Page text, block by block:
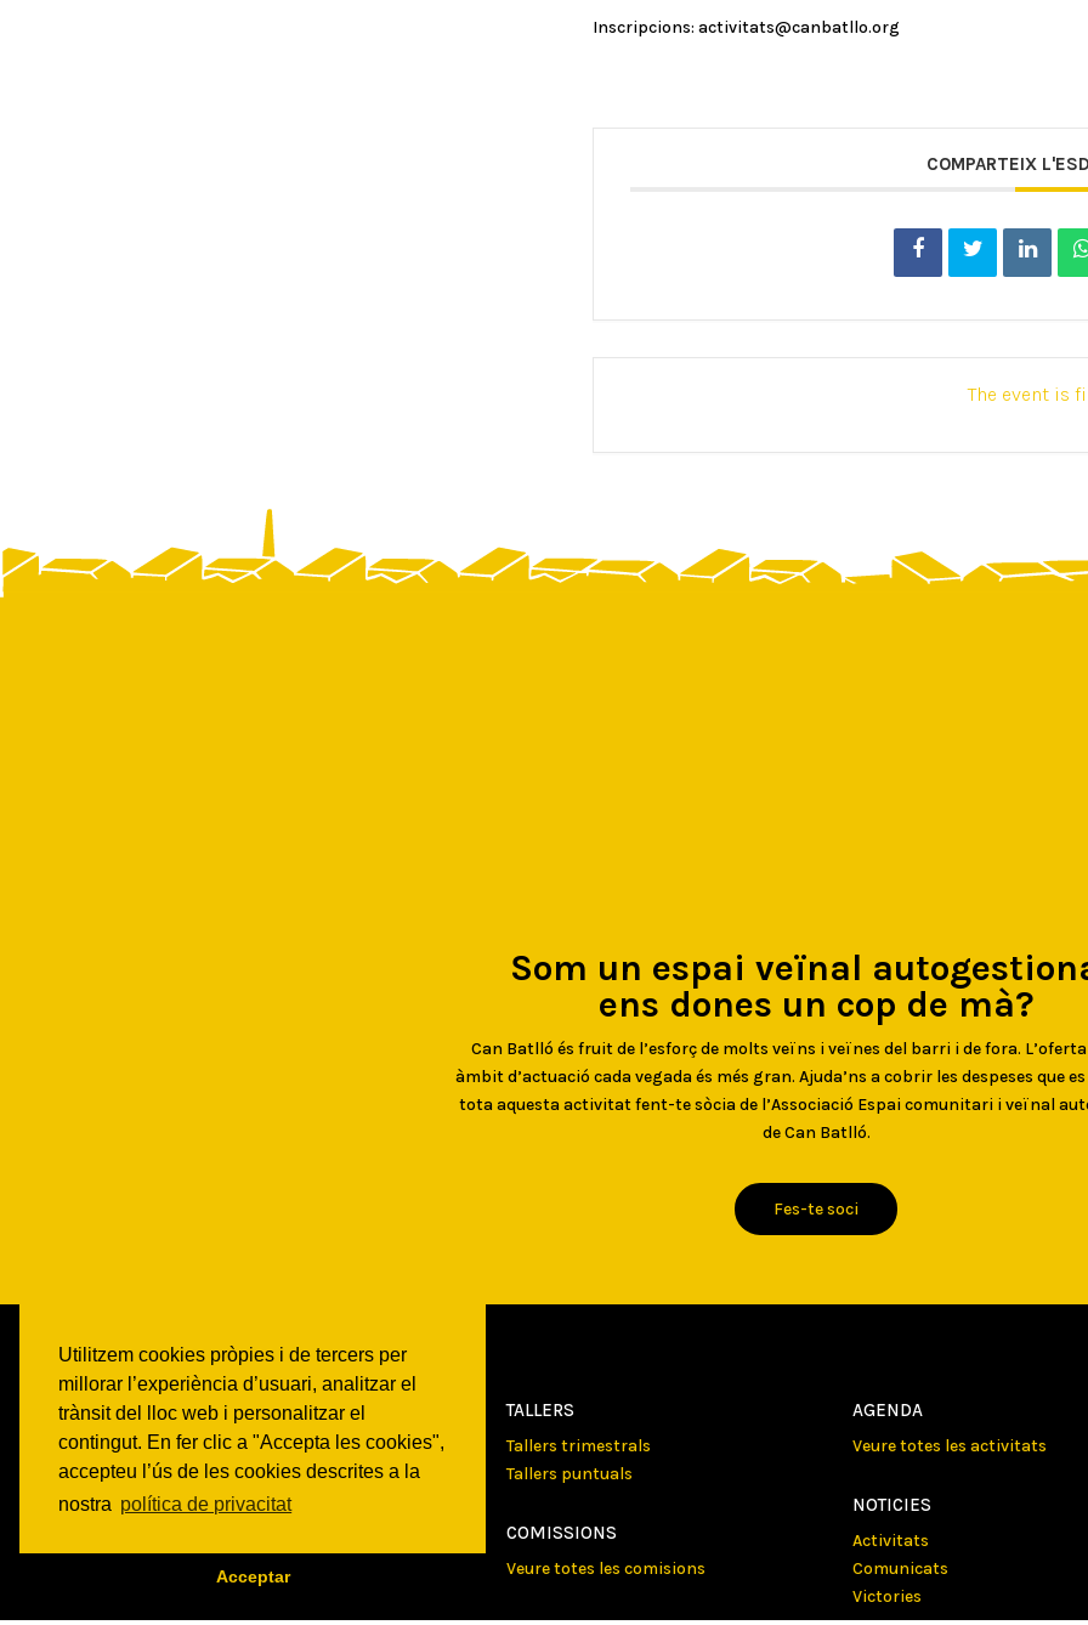
Utilitzem cookies pròpies i de tercers per
millorar l’experiència d’usuari, analitzar el
trànsit del lloc web i personalitzar el
contingut. En fer clic a "Accepta les cookies",
accepteu l’ús de les cookies descrites a la
nostra política de privacitat
Acceptar
Inscripcions: activitats@canbatllo.org
COMPARTEIX
The event is
Som un espai veïnal
ens dones un cop de mà?
Can Batlló és fruit de l’esforç de molts veïns i veïnes del barri i de fora.
àmbit d’actuació cada vegada és més gran. Ajuda’ns a cobrir les despeses que
tota aquesta activitat fent-te sòcia de l’Associació Espai comunitari i veïnal
de Can Batlló.
Fes-te soci
CANBATLLÓ
Qui som
Espais
Historia
TALLERS
Tallers trimestrals
Tallers puntuals
COMISSIONS
Veure totes les comisions
AGENDA
Veure totes les activitats
NOTICIES
Activitats
Comunicats
Victories